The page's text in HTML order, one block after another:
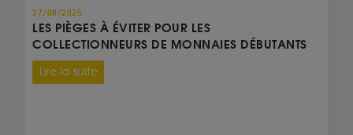
27/08/2025
LES PIÈGES À ÉVITER POUR LES
COLLECTIONNEURS DE MONNAIES DÉBUTANTS
Lire la suite